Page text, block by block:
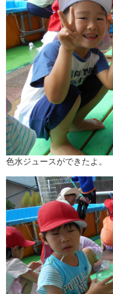
色水ジュースができたよ。